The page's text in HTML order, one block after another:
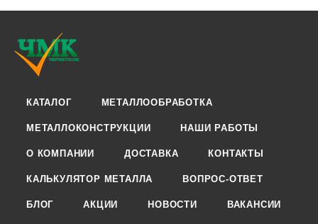
КАТАЛОГ МЕТАЛЛООБРАБОТКА
МЕТАЛЛОКОНСТРУКЦИИ НАШИ РАБОТЫ
О КОМПАНИИ ДОСТАВКА КОНТАКТЫ
КАЛЬКУЛЯТОР МЕТАЛЛА ВОПРОС-ОТВЕТ
БЛОГ АКЦИИ НОВОСТИ ВАКАНСИИ